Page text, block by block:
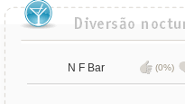
N F Bar (0%)